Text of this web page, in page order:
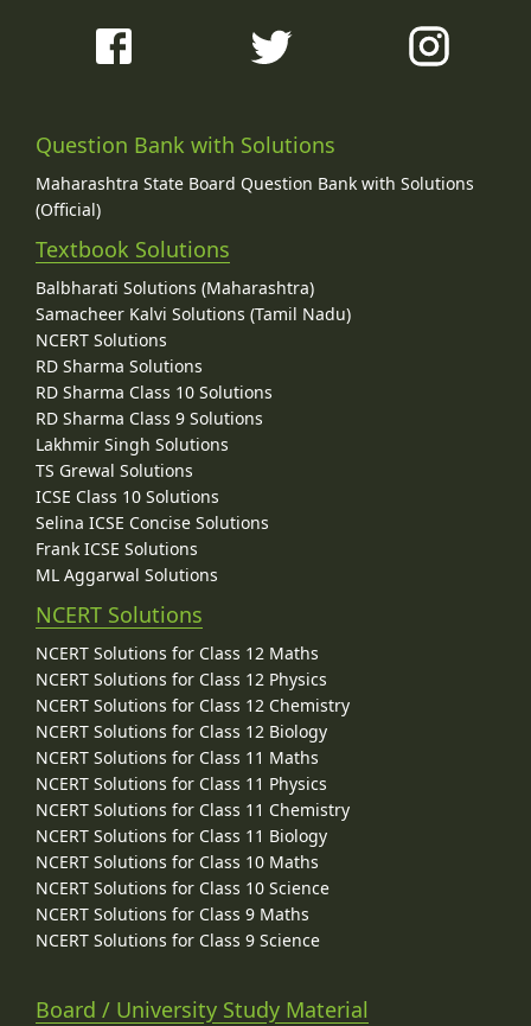
Question Bank with Solutions
Maharashtra State Board Question Bank with Solutions
(Official)
Textbook Solutions
Balbharati Solutions (Maharashtra)
Samacheer Kalvi Solutions (Tamil Nadu)
NCERT Solutions
RD Sharma Solutions
RD Sharma Class 10 Solutions
RD Sharma Class 9 Solutions
Lakhmir Singh Solutions
TS Grewal Solutions
ICSE Class 10 Solutions
Selina ICSE Concise Solutions
Frank ICSE Solutions
ML Aggarwal Solutions
NCERT Solutions
NCERT Solutions for Class 12 Maths
NCERT Solutions for Class 12 Physics
NCERT Solutions for Class 12 Chemistry
NCERT Solutions for Class 12 Biology
NCERT Solutions for Class 11 Maths
NCERT Solutions for Class 11 Physics
NCERT Solutions for Class 11 Chemistry
NCERT Solutions for Class 11 Biology
NCERT Solutions for Class 10 Maths
NCERT Solutions for Class 10 Science
NCERT Solutions for Class 9 Maths
NCERT Solutions for Class 9 Science
Board / University Study Material